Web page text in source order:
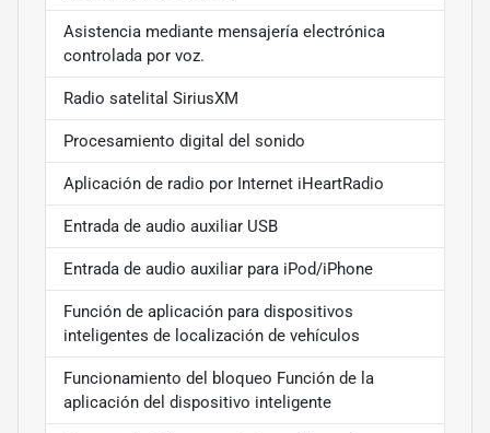
Asistencia mediante mensajería electrónica
controlada por voz.
Radio satelital SiriusXM
Procesamiento digital del sonido
Aplicación de radio por Internet iHeartRadio
Entrada de audio auxiliar USB
Entrada de audio auxiliar para iPod/iPhone
Función de aplicación para dispositivos
inteligentes de localización de vehículos
Funcionamiento del bloqueo Función de la
aplicación del dispositivo inteligente